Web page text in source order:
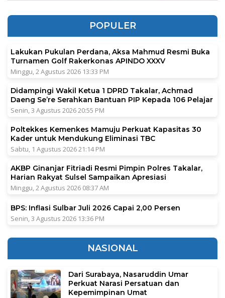
POPULER
Lakukan Pukulan Perdana, Aksa Mahmud Resmi Buka
Turnamen Golf Rakerkonas APINDO XXXV
Minggu, 2 Agustus 2026 13:33 PM
Didampingi Wakil Ketua 1 DPRD Takalar, Achmad
Daeng Se’re Serahkan Bantuan PIP Kepada 106 Pelajar
Senin, 3 Agustus 2026 20:55 PM
Poltekkes Kemenkes Mamuju Perkuat Kapasitas 30
Kader untuk Mendukung Eliminasi TBC
Sabtu, 1 Agustus 2026 21:14 PM
AKBP Ginanjar Fitriadi Resmi Pimpin Polres Takalar,
Harian Rakyat Sulsel Sampaikan Apresiasi
Minggu, 2 Agustus 2026 08:37 AM
BPS: Inflasi Sulbar Juli 2026 Capai 2,00 Persen
Senin, 3 Agustus 2026 13:36 PM
NASIONAL
Dari Surabaya, Nasaruddin Umar
Perkuat Narasi Persatuan dan
Kepemimpinan Umat